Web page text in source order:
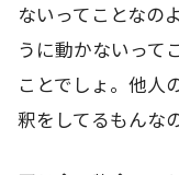
ないってことなの
うに動かないって
ことでしょ。他人
釈をしてるもんなの